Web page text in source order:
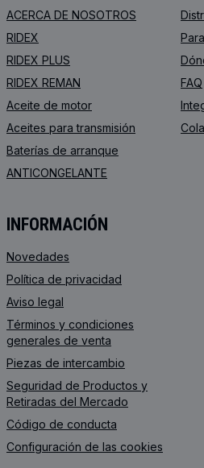
ACERCA DE NOSOTROS
RIDEX
RIDEX PLUS
RIDEX REMAN
Aceite de motor
Aceites para transmisión
Baterías de arranque
ANTICONGELANTE
FAQ
INFORMACIÓN
Novedades
Política de privacidad
Aviso legal
Términos y condiciones
generales de venta
Piezas de intercambio
Seguridad de Productos y
Retiradas del Mercado
Código de conducta
Configuración de las cookies